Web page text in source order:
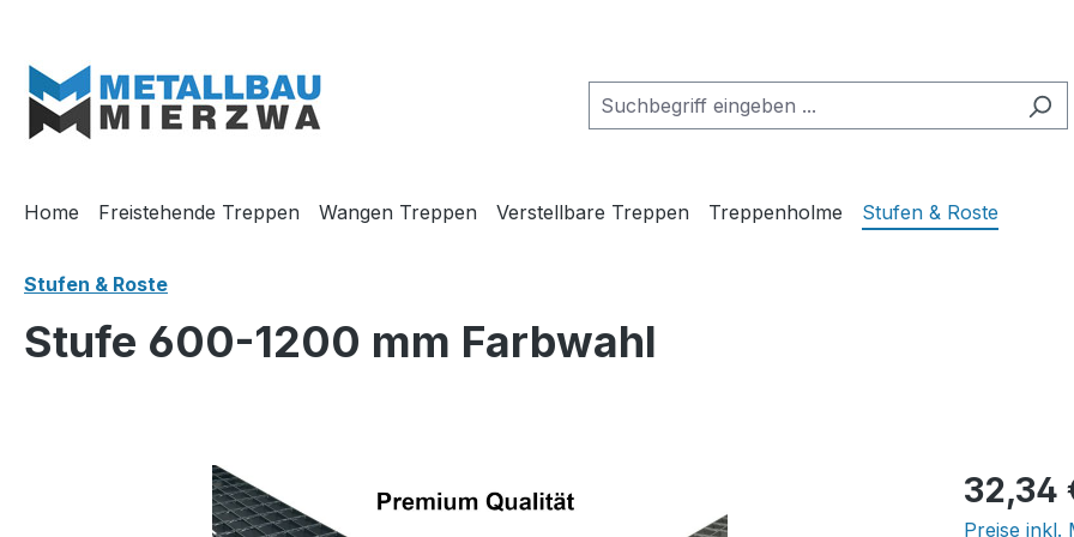
Home Freistehende Treppen Wangen Treppen Verstellbare Treppen Treppenholme Stufen & Roste
Stufen & Roste
Stufe 600-1200 mm Farbwahl
Bildergalerie überspringen Regulärer
32,34
Preise inkl.